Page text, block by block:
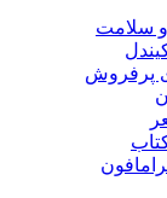
سلامت
پرفروش